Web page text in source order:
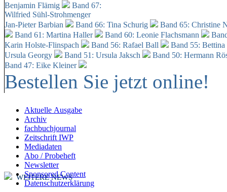
Benjamin Flämig
Band 67:
Wilfried Sühl-Strohmenger
Jan-Pieter Barbian
Band 66: Tina Schurig
Band 65: Christine
Band 61: Martina Haller
Band 60: Leonie Flachsmann
Karin Holste-Flinspach
Band 56: Rafael Ball
Band 55:
Ursula Georgy
Band 51: Ursula Jaksch Band 50: Hermann
Band 47: Eike Kleiner
Bestellen Sie jetzt online!
Aktuelle Ausgabe
Archiv
fachbuchjournal
Zeitschrift IWP
Mediadaten
Abo / Probeheft
Newsletter
Sponsored Content
Datenschutzerklärung
WEITERE NEWS